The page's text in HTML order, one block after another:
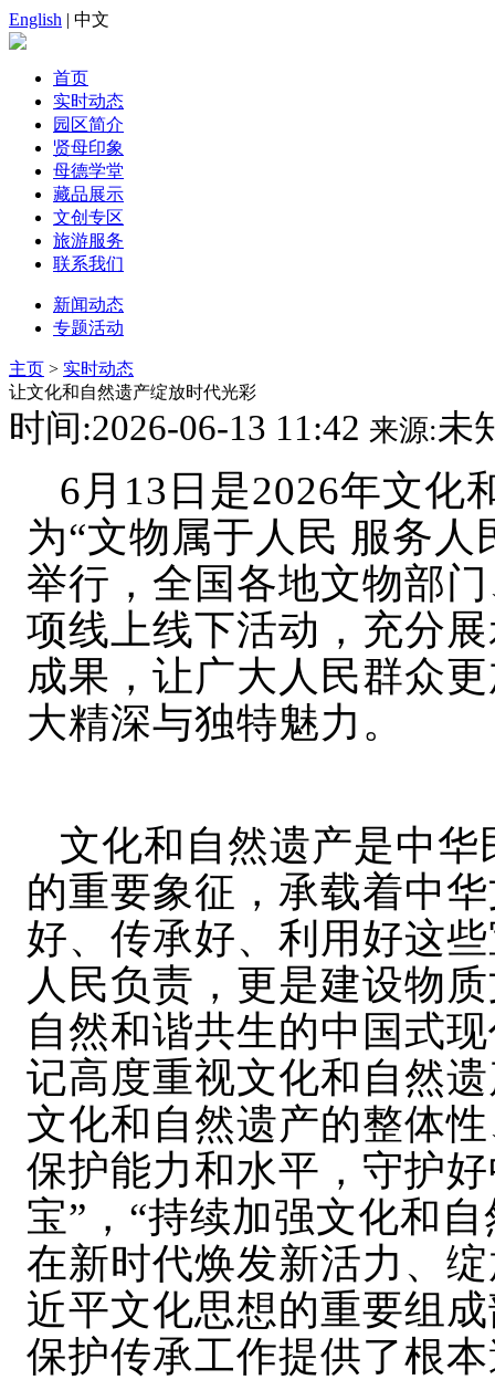
English | 中文
首页
实时动态
园区简介
贤母印象
母德学堂
藏品展示
文创专区
旅游服务
联系我们
新闻动态
专题活动
主页 > 实时动态
让文化和自然遗产绽放时代光彩
时间:2026-06-13 11:42 来源:未
6月13日是2026年文化
为“文物属于人民 服务
举行，全国各地文物部
项线上线下活动，充分
成果，让广大人民群众
大精深与独特魅力。
文化和自然遗产是中华
的重要象征，承载着中
好、传承好、利用好这
人民负责，更是建设物
自然和谐共生的中国式
记高度重视文化和自然
文化和自然遗产的整体
保护能力和水平，守护
宝”，“持续加强文化和
在新时代焕发新活力、
近平文化思想的重要组
保护传承工作提供了根